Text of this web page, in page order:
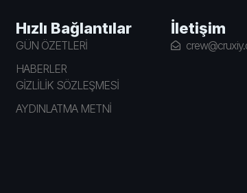
Hızlı Bağlantılar
GÜN ÖZETLERİ
HABERLER
GİZLİLİK SÖZLEŞMESİ
AYDINLATMA METNİ
İletişim